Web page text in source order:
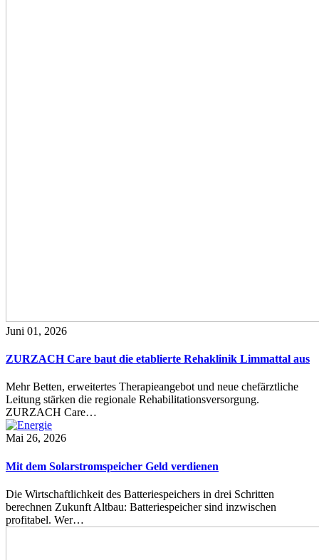
Juni 01, 2026
ZURZACH Care baut die etablierte Rehaklinik Limmattal aus
Mehr Betten, erweitertes Therapieangebot und neue chefärztliche
Leitung stärken die regionale Rehabilitationsversorgung.
ZURZACH Care…
Mai 26, 2026
Mit dem Solarstromspeicher Geld verdienen
Die Wirtschaftlichkeit des Batteriespeichers in drei Schritten
berechnen Zukunft Altbau: Batteriespeicher sind inzwischen
profitabel. Wer…